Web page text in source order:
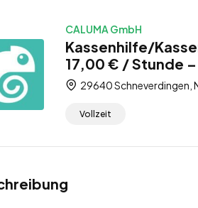
CALUMA GmbH
Kassenhilfe/
17,00 € / Stunde
29640 Schneverdingen,
Vollzeit